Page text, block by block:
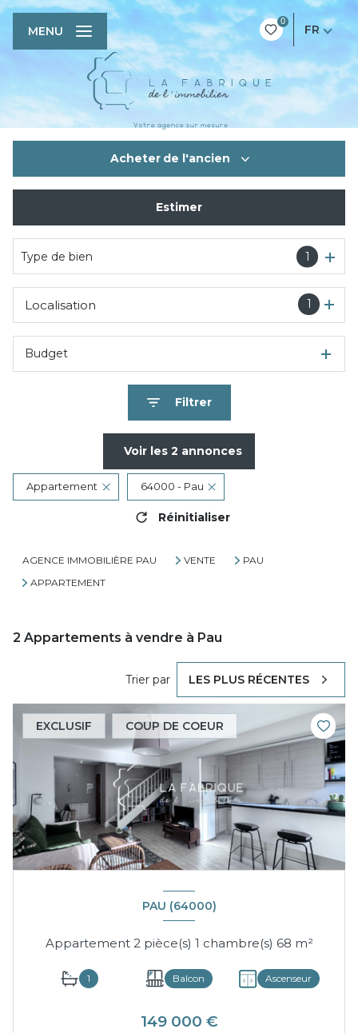
0
FR
MENU
Acheter de l'ancien
Estimer
Type de bien 1
1
Localisation
Budget
Filtrer
Voir les 2 annonces
Appartement 64000 - Pau
Réinitialiser
AGENCE IMMOBILIÈRE PAU VENTE
PAU
APPARTEMENT
2 Appartements à vendre à Pau
Trier par LES PLUS RÉCENTES
EXCLUSIF COUP DE COEUR
PAU (64000)
Appartement 2 pièce(s) 1 chambre(s) 68 m²
1 Balcon Ascenseur
149 000 €